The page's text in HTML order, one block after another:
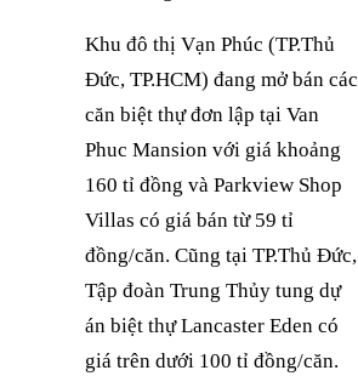
Khu đô thị Vạn Phúc (TP.Thủ
Đức, TP.HCM) đang mở bán các
căn biệt thự đơn lập tại Van
Phuc Mansion với giá khoảng
160 tỉ đồng và Parkview Shop
Villas có giá bán từ 59 tỉ
đồng/căn. Cũng tại TP.Thủ Đức,
Tập đoàn Trung Thủy tung dự
án biệt thự Lancaster Eden có
giá trên dưới 100 tỉ đồng/căn.